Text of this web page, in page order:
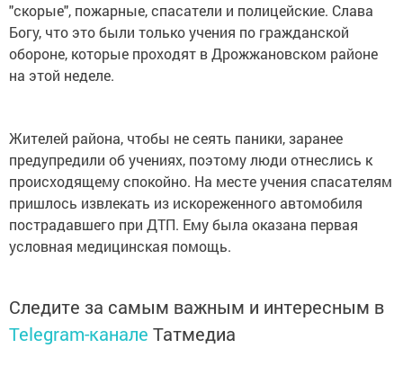
"скорые", пожарные, спасатели и полицейские. Слава
Богу, что это были только учения по гражданской
обороне, которые проходят в Дрожжановском районе
на этой неделе.
Жителей района, чтобы не сеять паники, заранее
предупредили об учениях, поэтому люди отнеслись к
происходящему спокойно. На месте учения спасателям
пришлось извлекать из искореженного автомобиля
пострадавшего при ДТП. Ему была оказана первая
условная медицинская помощь.
Следите за самым важным и интересным в
Telegram-канале Татмедиа